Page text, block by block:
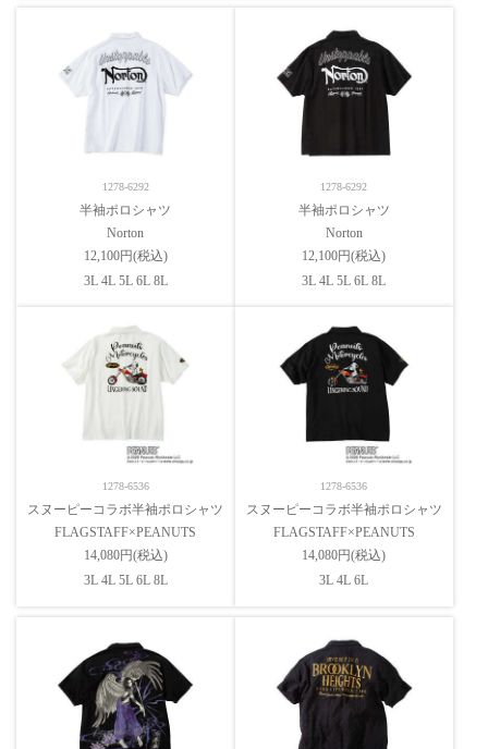
1278-6292
半袖ポロシャツ
Norton
12,100円(税込)
3L 4L 5L 6L 8L
1278-6292
半袖ポロシャツ
Norton
12,100円(税込)
3L 4L 5L 6L 8L
1278-6536
スヌーピーコラボ半袖ポロシャツ
FLAGSTAFF×PEANUTS
14,080円(税込)
3L 4L 5L 6L 8L
1278-6536
スヌーピーコラボ半袖ポロシャツ
FLAGSTAFF×PEANUTS
14,080円(税込)
3L 4L 6L